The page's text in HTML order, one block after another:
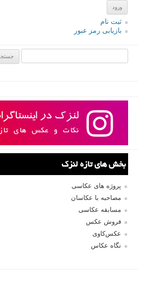
ثبت نام
بازیابی رمز عبور
بخش های تازه لنزک
پروژه های عکاسی
مصاحبه با عکاسان
مسابقه عکاسی
فروش عکس
عکس‌کاوی
نگاه عکاس